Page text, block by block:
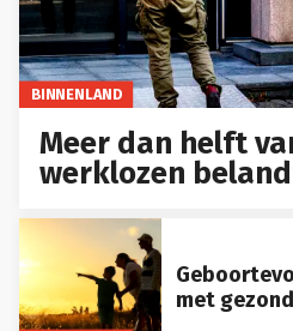
BINNENLAND
Meer dan helft
werklozen
met